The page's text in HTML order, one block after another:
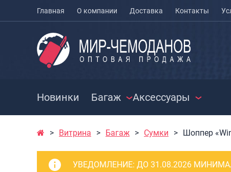
Главная О компании Доставка Контакты
Новинки Багаж
Чемоданы на колесах СУМКИ
Аксессуары
Витрина Багаж Сумки Шоппер
УВЕДОМЛЕНИЕ: ДО 31.08.2026